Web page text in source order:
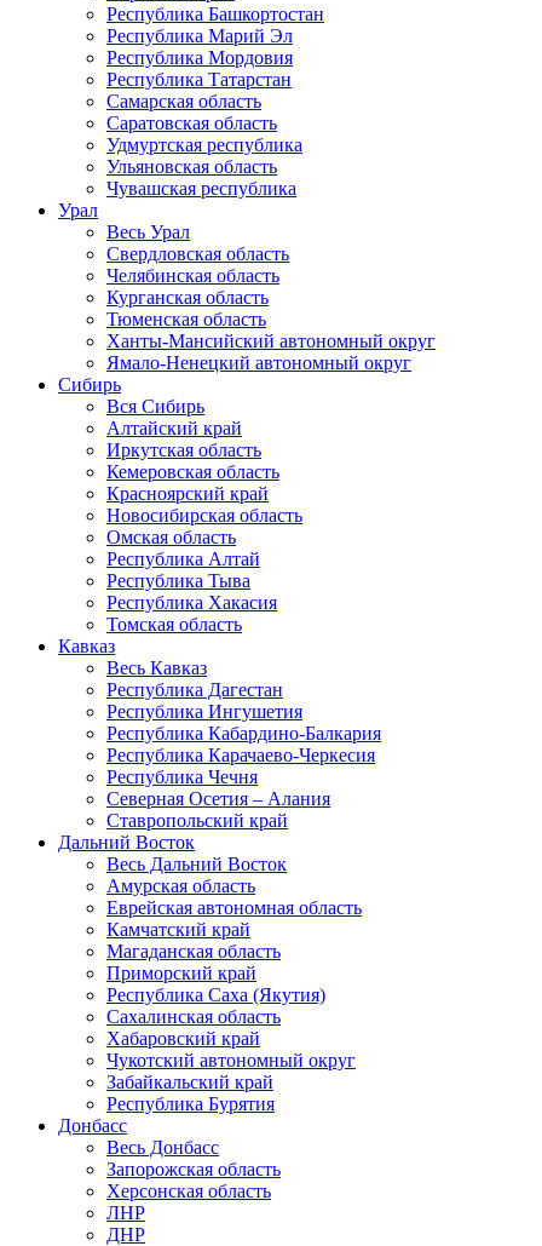
Республика Башкортостан
Республика Марий Эл
Республика Мордовия
Республика Татарстан
Самарская область
Саратовская область
Удмуртская республика
Ульяновская область
Чувашская республика
Урал
Весь Урал
Свердловская область
Челябинская область
Курганская область
Тюменская область
Ханты-Мансийский автономный округ
Ямало-Ненецкий автономный округ
Сибирь
Вся Сибирь
Алтайский край
Иркутская область
Кемеровская область
Красноярский край
Новосибирская область
Омская область
Республика Алтай
Республика Тыва
Республика Хакасия
Томская область
Кавказ
Весь Кавказ
Республика Дагестан
Республика Ингушетия
Республика Кабардино-Балкария
Республика Карачаево-Черкесия
Республика Чечня
Северная Осетия – Алания
Ставропольский край
Дальний Восток
Весь Дальний Восток
Амурская область
Еврейская автономная область
Камчатский край
Магаданская область
Приморский край
Республика Саха (Якутия)
Сахалинская область
Хабаровский край
Чукотский автономный округ
Забайкальский край
Республика Бурятия
Донбасс
Весь Донбасс
Запорожская область
Херсонская область
ЛНР
ДНР